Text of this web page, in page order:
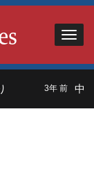
3年 前 中国